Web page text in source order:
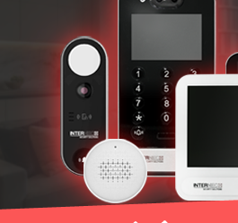
INTERNEC
i6-K1006
INTERFEJSY
1 x USB 2.0
Wyświetlacz graficzny z
USB